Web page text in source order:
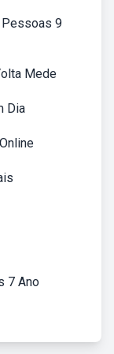
Pessoas 9
Mede
Dia
7 Ano